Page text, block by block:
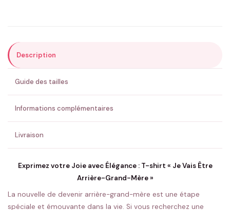
ENVOYER MA DEMANDE ✨
💚 Retour sous 24-48h🇫🇷 Flocage en France✅ Validation avant fabrication
Description
Guide des tailles
Informations complémentaires
Livraison
Exprimez votre Joie avec Élégance : T-shirt « Je Vais Être
Arrière-Grand-Mère »
La nouvelle de devenir arrière-grand-mère est une étape
spéciale et émouvante dans la vie. Si vous recherchez une